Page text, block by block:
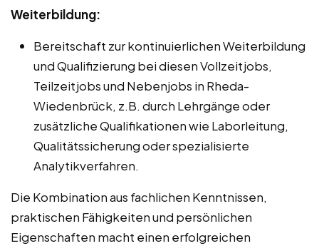
Weiterbildung:
Bereitschaft zur kontinuierlichen Weiterbildung
und Qualifizierung bei diesen Vollzeitjobs,
Teilzeitjobs und Nebenjobs in Rheda-
Wiedenbrück, z.B. durch Lehrgänge oder
zusätzliche Qualifikationen wie Laborleitung,
Qualitätssicherung oder spezialisierte
Analytikverfahren.
Die Kombination aus fachlichen Kenntnissen,
praktischen Fähigkeiten und persönlichen
Eigenschaften macht einen erfolgreichen